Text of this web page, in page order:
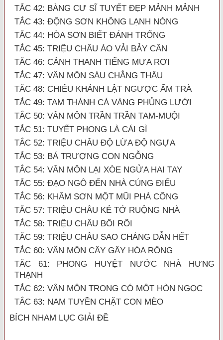
TẮC 42: BÀNG CƯ SĨ TUYẾT ĐẸP MẢNH MẢNH
TẮC 43: ĐỘNG SƠN KHÔNG LẠNH NÓNG
TẮC 44: HÒA SƠN BIẾT ĐÁNH TRỐNG
TẮC 45: TRIỆU CHÂU ÁO VẢI BẢY CÂN
TẮC 46: CẢNH THANH TIẾNG MƯA RƠI
TẮC 47: VÂN MÔN SÁU CHẲNG THÂU
TẮC 48: CHIÊU KHÁNH LẬT NGƯỢC ẤM TRÀ
TẮC 49: TAM THÁNH CÁ VÀNG PHỦNG LƯỚI
TẮC 50: VÂN MÔN TRẦN TRẦN TAM-MUỘI
TẮC 51: TUYẾT PHONG LÀ CÁI GÌ
TẮC 52: TRIỆU CHÂU ĐỘ LỪA ĐỘ NGỰA
TẮC 53: BÁ TRƯỢNG CON NGỖNG
TẮC 54: VÂN MÔN LẠI XÒE NGỬA HAI TAY
TẮC 55: ĐẠO NGÔ ĐẾN NHÀ CÚNG ĐIẾU
TẮC 56: KHÂM SƠN MỘT MŨI PHÁ CỔNG
TẮC 57: TRIỆU CHÂU KẺ TỚ RUỘNG NHÀ
TẮC 58: TRIỆU CHÂU BỐI RỐI
TẮC 59: TRIỆU CHÂU SAO CHẲNG DẪN HẾT
TẮC 60: VÂN MÔN CÂY GẬY HÓA RỒNG
TẮC 61: PHONG HUYỆT NƯỚC NHÀ HƯNG
THẠNH
TẮC 62: VÂN MÔN TRONG CÓ MỘT HÒN NGỌC
TẮC 63: NAM TUYỀN CHẶT CON MÈO
BÍCH NHAM LỤC GIẢI ĐỀ